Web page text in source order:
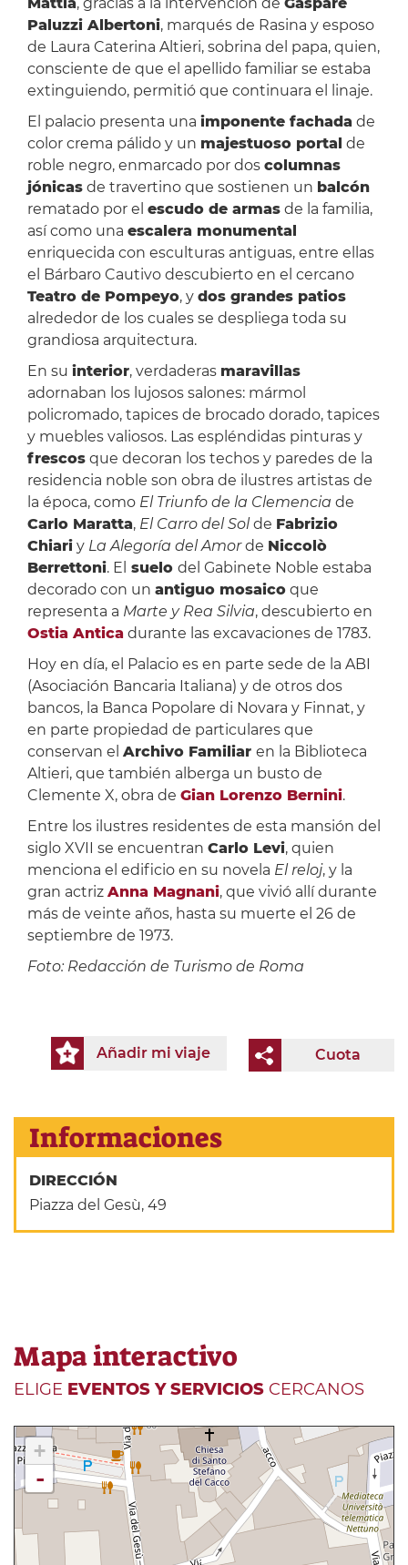
Mattia, gracias a la intervención de Gaspare
Paluzzi Albertoni, marqués de Rasina y esposo
de Laura Caterina Altieri, sobrina del papa, quien,
consciente de que el apellido familiar se estaba
extinguiendo, permitió que continuara el linaje.
El palacio presenta una imponente fachada de
color crema pálido y un majestuoso portal de
roble negro, enmarcado por dos columnas
jónicasde travertino que sostienen un balcón
rematado por el escudo de armasde la familia,
así como una escalera monumental
enriquecida con esculturas antiguas, entre ellas
el Bárbaro Cautivo descubierto en el cercano
Teatro de Pompeyo, y dos grandes patios
alrededor de los cuales se despliega toda su
grandiosa arquitectura.
En su interior, verdaderas maravillas
adornaban los lujosos salones: mármol
policromado, tapices de brocado dorado, tapices
y muebles valiosos. Las espléndidas pinturas y
frescosque decoran los techos y paredes de la
residencia noble son obra de ilustres artistas de
la época, como El Triunfo de la Clemencia de
Carlo Maratta, El Carro del Solde Fabrizio
Chiariy La Alegoría del Amorde Niccolò
Berrettoni. El suelo del Gabinete Noble estaba
decorado con un antiguo mosaicoque
representa a Marte y Rea Silvia, descubierto en
Ostia Anticadurante las excavaciones de 1783.
Hoy en día, el Palacio es en parte sede de la ABI
(Asociación Bancaria Italiana) y de otros dos
bancos, la Banca Popolare di Novara y Finnat, y
en parte propiedad de particulares que
conservan el Archivo Familiar en la Biblioteca
Altieri, que también alberga un busto de
Clemente X, obra de Gian Lorenzo Bernini.
Entre los ilustres residentes de esta mansión del
siglo XVII se encuentran Carlo Levi, quien
menciona el edificio en su novela El reloj, y la
gran actriz Anna Magnani, que vivió allí durante
más de veinte años, hasta su muerte el 26 de
septiembre de 1973.
Foto: Redacción de Turismo de Roma
Cuota
Añadir mi viaje
Informaciones
DIRECCIÓN
Piazza del Gesù, 49
Mapa interactivo
ELIGE EVENTOS Y SERVICIOS CERCANOS
+
-